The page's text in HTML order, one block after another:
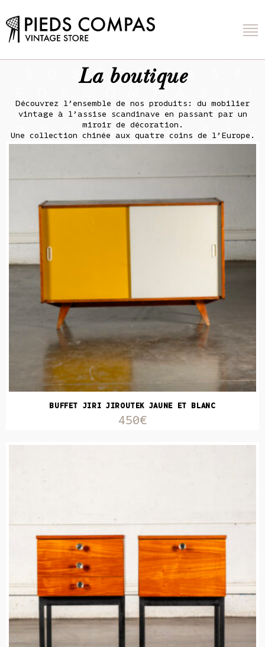
La boutique
Découvrez l’ensemble de nos produits: du mobilier
vintage à l’assise scandinave en passant par un
miroir de décoration.
Une collection chinée aux quatre coins de l’Europe.
BUFFET JIRI JIROUTEK JAUNE ET BLANC
450€